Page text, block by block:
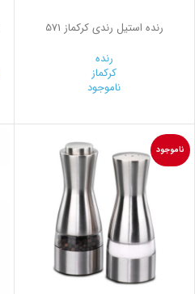
رنده استیل رندي کرکماز 571
رنده
کرکماز
ناموجود
ناموجود